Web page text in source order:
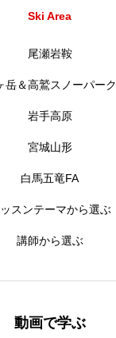
Ski Area
尾瀬岩鞍
岳＆高鷲スノーパーク
岩手高原
宮城山形
白馬五竜FA
スンテーマから選ぶ
講師から選ぶ
動画で学ぶ